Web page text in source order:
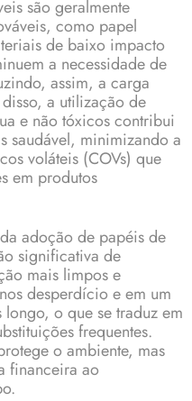
são geralmente
como papel
de baixo impacto
a necessidade de
assim, a carga
a utilização de
e não tóxicos contribui
saudável, minimizando a
voláteis (COVs) que
em produtos
adoção de papéis de
significativa de
mais limpos e
desperdício e em um
o que se traduz em
frequentes.
o ambiente, mas
financeira ao